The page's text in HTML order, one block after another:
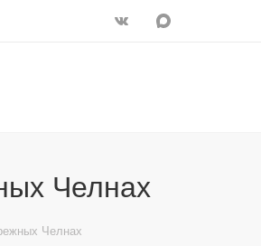
Челнах
Челнах